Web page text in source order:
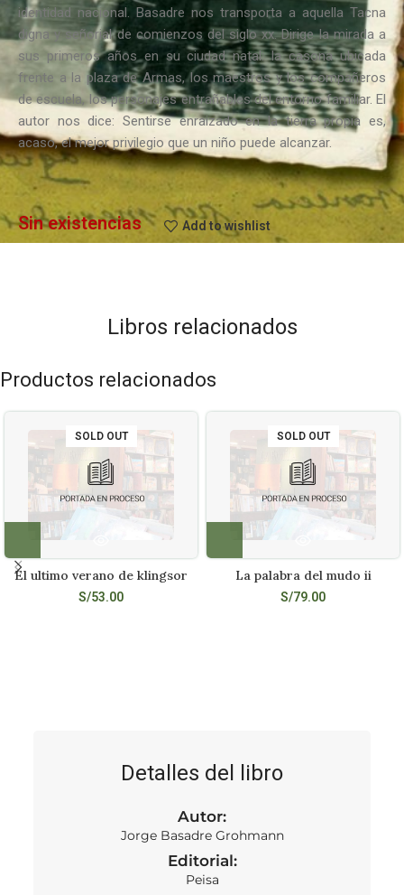
identidad nacional. Basadre nos transporta a aquella Tacna
digna y señorial de comienzos del siglo xx. Dirige la mirada a
sus primeros años en su ciudad natal: la casona ubicada
frente a la plaza de Armas, los maestros y los compañeros
de escuela, los personajes entrañables del entorno familiar. El
autor nos dice: Sentirse enraizado en la tierra propia es,
acaso, el mejor privilegio que un niño puede alcanzar.
Sin existencias Add to wishlist
Libros relacionados
Productos relacionados
SOLD OUT
El ultimo verano de klingsor
S/53.00
SOLD OUT
La palabra del mudo ii
S/79.00
Detalles del libro
Autor:
Jorge Basadre Grohmann
Editorial:
Peisa